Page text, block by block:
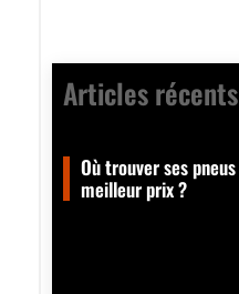
Articles récents​
Où trouver ses
meilleur prix ?